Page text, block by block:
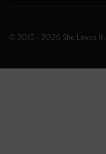
© 2015 - 2026 She Loves It